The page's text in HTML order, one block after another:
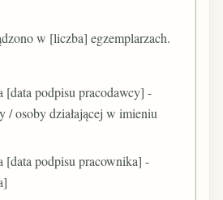
w [liczba] egzemplarzach.
[data podpisu pracodawcy] -
/ osoby działającej w imieniu
[data podpisu pracownika] -